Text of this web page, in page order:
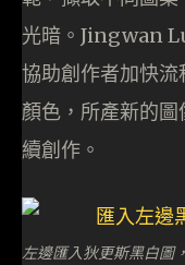
光暗。Jingwan
協助創作者加快
顏色，所產新的
續創作。
左邊匯入狄更斯黑白圖